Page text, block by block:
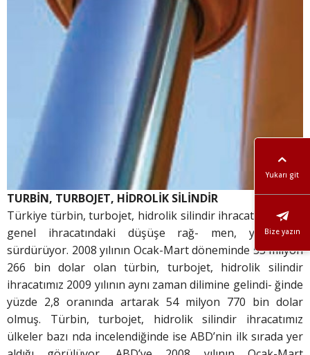
TURBİN, TURBOJET, HİDROLİK SİLİNDİR
Türkiye türbin, turbojet, hidrolik silindir ihracatı, Türkiye
genel ihracatındaki düşüşe rağ- men, yükselişini
sürdürüyor. 2008 yılının Ocak-Mart döneminde 53 milyon
266 bin dolar olan türbin, turbojet, hidrolik silindir
ihracatımız 2009 yılının aynı zaman dilimine gelindi- ğinde
yüzde 2,8 oranında artarak 54 milyon 770 bin dolar
olmuş. Türbin, turbojet, hidrolik silindir ihracatımız
ülkeler bazı nda incelendiğinde ise ABD’nin ilk sırada yer
Yukarı git
Bize yazın